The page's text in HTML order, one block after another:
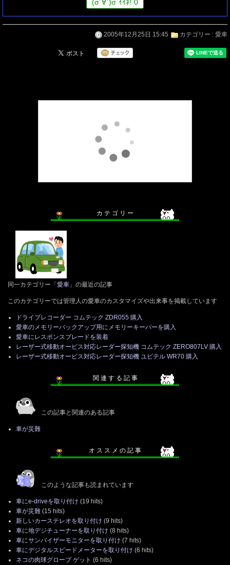
(σ´∀`)σ ｲｲﾈ! 0
2005年12月25日 15:45 カテゴリー : 愛車
カ テ ゴ リ ー
同一カテゴリー「 愛車 」の最近の記事
このカテゴリーでは管理人の愛車のカスタマイズや出来事を掲載しています
ドライブレコーダー コムテック ZDR055 購入
愛車のメモリーバックアップ用にメモリーキーパーを購入
愛車にレスポンスブレードを装着
レーザー式移動オービス対応レーダー探知機 コムテック ZERO807LV 購入
レーザー式移動オービス対応レーダー探知機 ユピテル WR70 購入
関 連 す る 記 事
この記事と関連のある記事
車が災難
オ ス ス メ の 記 事
このような記事も読まれています
車にe-driveを取り付け (19 hits)
車が災難 (15 hits)
新しいカーステレオを取り付け (9 hits)
車に地デジチューナーを取り付け (8 hits)
車にサンバイザーモニターを取り付け (7 hits)
車にデジタルスピードメーターを取り付け (6 hits)
ネコの肉球グローブ ゲット (6 hits)